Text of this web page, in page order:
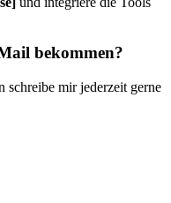
bekommen?
schreibe mir jederzeit gerne